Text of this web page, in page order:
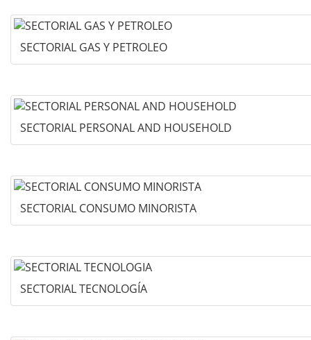
SECTORIAL GAS Y PETROLEO
SECTORIAL PERSONAL AND HOUSEHOLD
SECTORIAL CONSUMO MINORISTA
SECTORIAL TECNOLOGÍA